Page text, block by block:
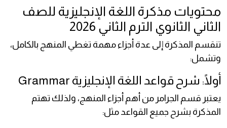
محتويات مذكرة اللغة الإنجليزية للصف
الثاني الثانوي الترم الثاني 2026
تنقسم المذكرة إلى عدة أجزاء مهمة تغطي المنهج بالكامل،
وتشمل:
أولًا: شرح قواعد اللغة الإنجليزية Grammar
يعتبر قسم الجرامر من أهم أجزاء المنهج، ولذلك تهتم
المذكرة بشرح جميع القواعد مثل: